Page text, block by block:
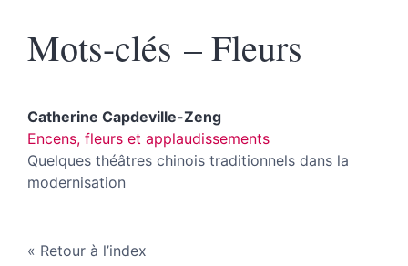
Mots-clés – Fleurs
Catherine Capdeville-Zeng
Encens, fleurs et applaudissements
Quelques théâtres chinois traditionnels dans la
modernisation
Retour à l’index